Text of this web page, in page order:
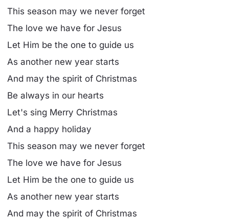
This season may we never forget
The love we have for Jesus
Let Him be the one to guide us
As another new year starts
And may the spirit of Christmas
Be always in our hearts
Let's sing Merry Christmas
And a happy holiday
This season may we never forget
The love we have for Jesus
Let Him be the one to guide us
As another new year starts
And may the spirit of Christmas